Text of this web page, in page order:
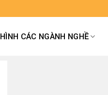
HÌNH CÁC NGÀNH NGHỀ